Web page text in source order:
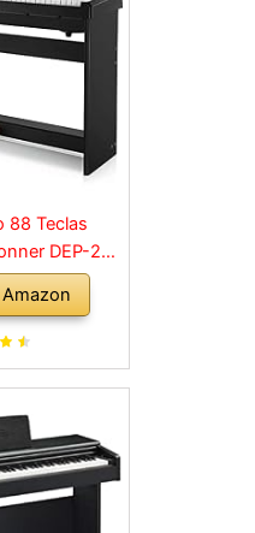
88 Teclas
DEP-20S
Teclas con
para
negro